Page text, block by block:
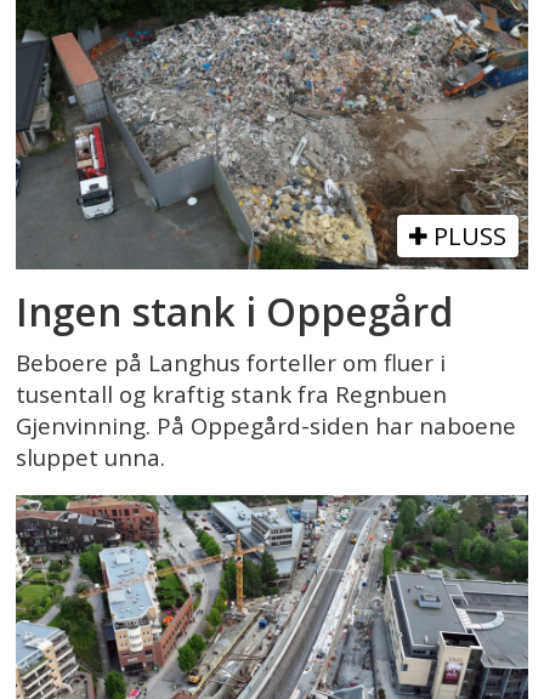
PLUSS
Ingen stank i Oppegård
Beboere på Langhus forteller om fluer i
tusentall og kraftig stank fra Regnbuen
Gjenvinning. På Oppegård-siden har naboene
sluppet unna.